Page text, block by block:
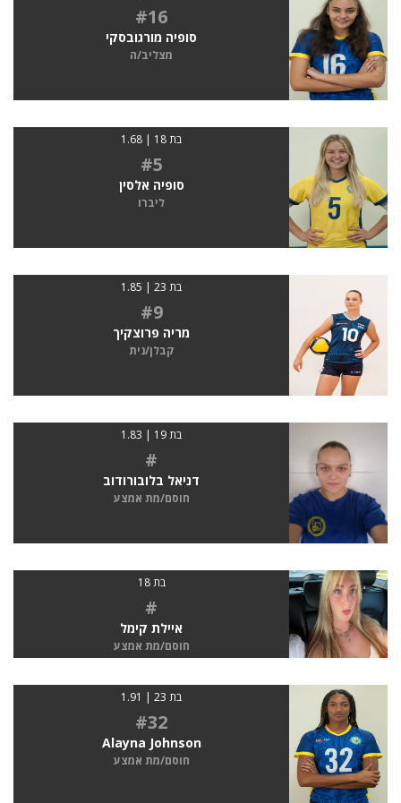
#16
סופיה מורגובסקי
מצליב/ה
בת 18 | 1.68
#5
סופיה אלסין
ליברו
בת 23 | 1.85
#9
מריה פרוצקיך
קבלן/נית
בת 19 | 1.83
#
דניאל בלובורודוב
חוסם/מת אמצע
בת 18
#
איילת קימל
חוסם/מת אמצע
בת 23 | 1.91
#32
Alayna Johnson
חוסם/מת אמצע